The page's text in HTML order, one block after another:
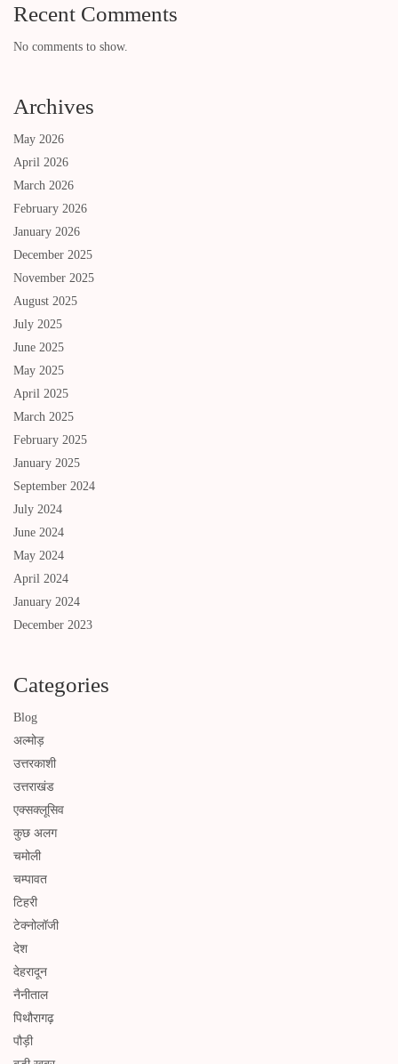
Recent Comments
No comments to show.
Archives
May 2026
April 2026
March 2026
February 2026
January 2026
December 2025
November 2025
August 2025
July 2025
June 2025
May 2025
April 2025
March 2025
February 2025
January 2025
September 2024
July 2024
June 2024
May 2024
April 2024
January 2024
December 2023
Categories
Blog
अल्मोड़
उत्तरकाशी
उत्तराखंड
एक्सक्लूसिव
कुछ अलग
चमोली
चम्पावत
टिहरी
टेक्नोलॉजी
देश
देहरादून
नैनीताल
पिथौरागढ़
पौड़ी